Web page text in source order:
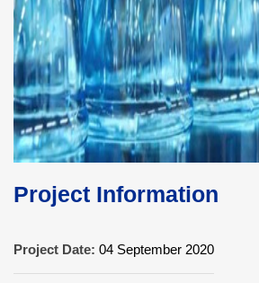
Project Information
Project Date: 04 September 2020